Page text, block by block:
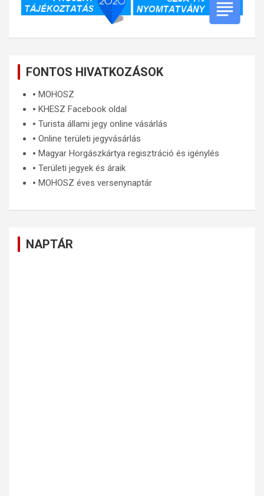
FONTOS HIVATKOZÁSOK
🞄 MOHOSZ
🞄 KHESZ Facebook oldal
🞄 Turista állami jegy online vásárlás
🞄 Online területi jegyvásárlás
🞄 Magyar Horgászkártya regisztráció és igénylés
🞄 Területi jegyek és áraik
🞄 MOHOSZ éves versenynaptár
NAPTÁR